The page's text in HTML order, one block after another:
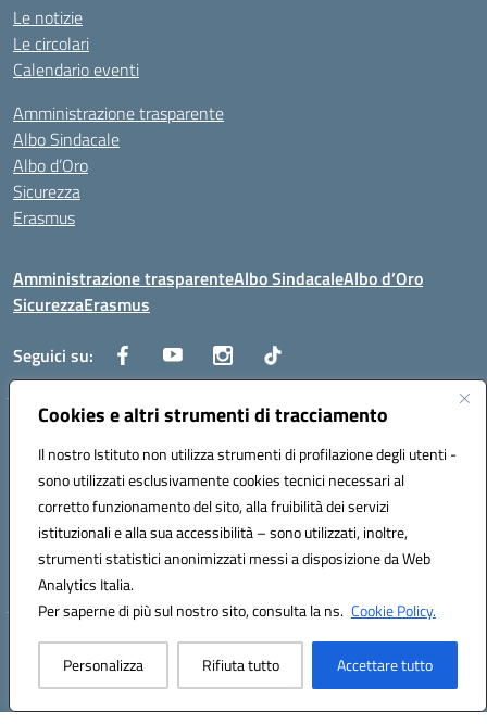
Cookies e altri strumenti di tracciamento
Il nostro Istituto non utilizza strumenti di profilazione degli utenti -
sono utilizzati esclusivamente cookies tecnici necessari al
corretto funzionamento del sito, alla fruibilità dei servizi
istituzionali e alla sua accessibilità – sono utilizzati, inoltre,
strumenti statistici anonimizzati messi a disposizione da Web
Analytics Italia.
Per saperne di più sul nostro sito, consulta la ns. Cookie Policy.
Personalizza Rifiuta tutto Accettare tutto
Le notizie
Le circolari
Calendario eventi
Amministrazione trasparente
Albo Sindacale
Albo d’Oro
Sicurezza
Erasmus
Amministrazione trasparenteAlbo SindacaleAlbo d’Oro
SicurezzaErasmus
Seguici su:
Centralino:0885.426034 Email:FGTD02000P@istruzione.it
Posta elettronica certificata (PEC):fgtd02000p@pec.istruzione.it
Codice fiscale: 81002930717
Codice meccanografico:FGTD02000P
Codice unico di fatturazione (CUF): UFUN7Y
Hosting & Powered by 3D Solution S.r.l.
Concept & Design by Designers Italia